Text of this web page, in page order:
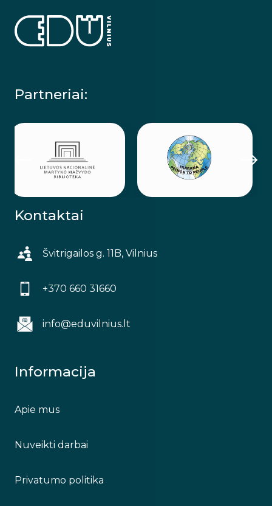
Partneriai:
Kontaktai
Švitrigailos g. 11B, Vilnius
+370 660 31660
info@eduvilnius.lt
Informacija
Apie mus
Nuveikti darbai
Privatumo politika